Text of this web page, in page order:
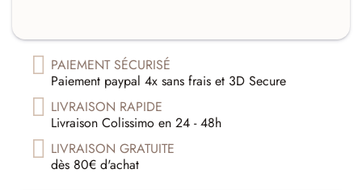
PAIEMENT SÉCURISÉ
Paiement paypal 4x sans frais et 3D Secure
LIVRAISON RAPIDE
Livraison Colissimo en 24 - 48h
LIVRAISON GRATUITE
dès 80€ d'achat